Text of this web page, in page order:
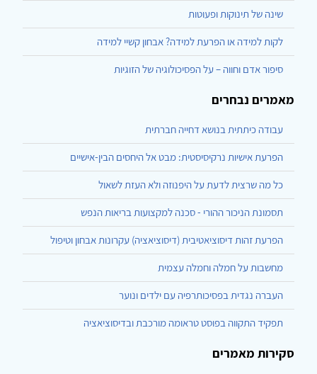
שינה של תינוקות ופעוטות
לקות למידה או הפרעת למידה? אבחון קשיי למידה
סיפור אדם וחווה – על הפסיכולוגיה של הזוגיות
מאמרים נבחרים
עבודה כיתתית בנושא דחייה חברתית
הפרעת אישיות נרקיסיסטית: מבט אל היחסים הבין-אישיים
כל מה שרצית לדעת על היפנוזה ולא העזת לשאול
תסמונת הניכור ההורי - סכנה למקצועות בריאות הנפש
הפרעת זהות דיסוציאטיבית (דיסוציאציה) עקרונות אבחון וטיפול
מחשבות על חמלה וחמלה עצמית
העברה נגדית בפסיכותרפיה עם ילדים ונוער
תפקיד התקווה בפוסט טראומה מורכבת ובדיסוציאציה
סקירות מאמרים